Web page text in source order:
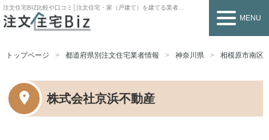
注文住宅BIZ比較や口コミ│注文住宅・家（戸建て）を建てる業者を探すなら
MENU
トップページ 都道府県別注文住宅業者情報 神奈川県 相模原市南区
株式会社京浜不動産